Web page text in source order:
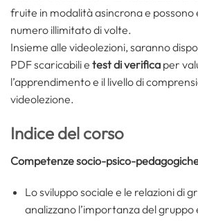
fruite in modalità asincrona e possono
numero illimitato di volte.
Insieme alle videolezioni, saranno
PDF scaricabili e test di verifica per
l’apprendimento e il livello di
videolezione.
Indice del corso
Competenze socio-psico-
Lo sviluppo sociale e le relazioni di
analizzano l’importanza del gruppo